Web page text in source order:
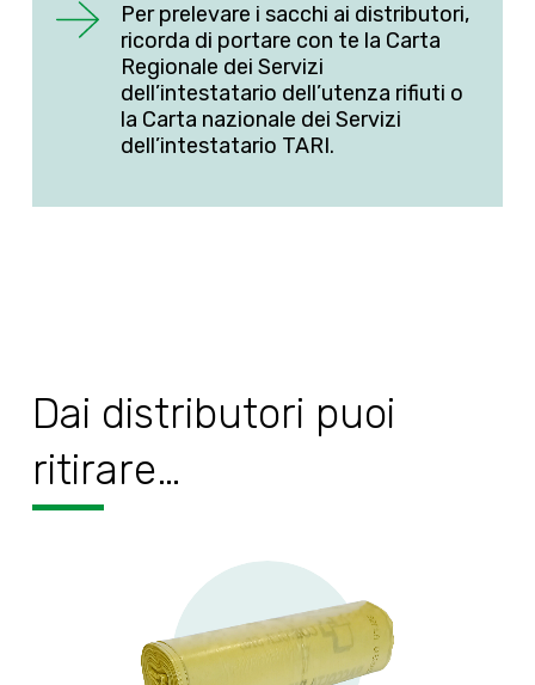
Per prelevare i sacchi ai distributori,
ricorda di portare con te la Carta
Regionale dei Servizi
dell’intestatario dell’utenza rifiuti o
la Carta nazionale dei Servizi
dell’intestatario TARI.
Dai distributori puoi
ritirare…